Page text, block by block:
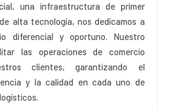
una infraestructura de primer
alta tecnología, nos dedicamos a
diferencial y oportuno. Nuestro
las operaciones de comercio
clientes, garantizando el
y la calidad en cada uno de
.